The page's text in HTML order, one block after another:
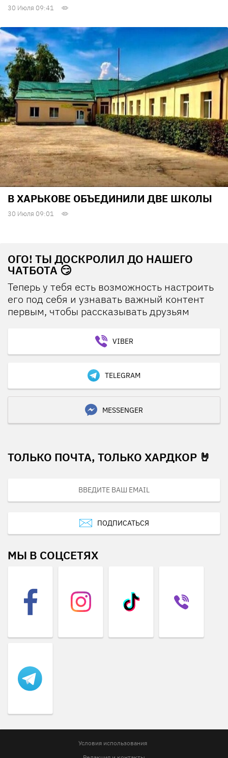
30 Июля 09:41
В ХАРЬКОВЕ ОБЪЕДИНИЛИ ДВЕ ШКОЛЫ
30 Июля 09:01
ОГО! ТЫ ДОСКРОЛИЛ ДО НАШЕГО
ЧАТБОТА 😏
Теперь у тебя есть возможность настроить
его под себя и узнавать важный контент
первым, чтобы рассказывать друзьям
VIBER
TELEGRAM
MESSENGER
ТОЛЬКО ПОЧТА, ТОЛЬКО ХАРДКОР 🤘
ПОДПИСАТЬСЯ
МЫ В СОЦСЕТЯХ
Условия использования